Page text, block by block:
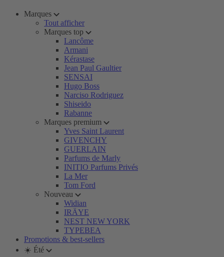
Marques
Tout afficher
Marques top
Lancôme
Armani
Kérastase
Jean Paul Gaultier
SENSAI
Hugo Boss
Narciso Rodriguez
Shiseido
Rabanne
Marques premium
Yves Saint Laurent
GIVENCHY
GUERLAIN
Parfums de Marly
INITIO Parfums Privés
La Mer
Tom Ford
Nouveau
Widian
IRÄYE
NEST NEW YORK
TYPEBEA
Promotions & best-sellers
☀️ Été